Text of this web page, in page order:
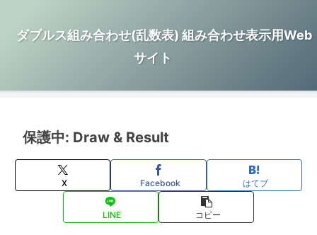
ダブルス組み合わせ(乱数表) 組み合わせ表示用Web
サイト
保護中: Draw & Result
X Facebook はてブ
LINE コピー